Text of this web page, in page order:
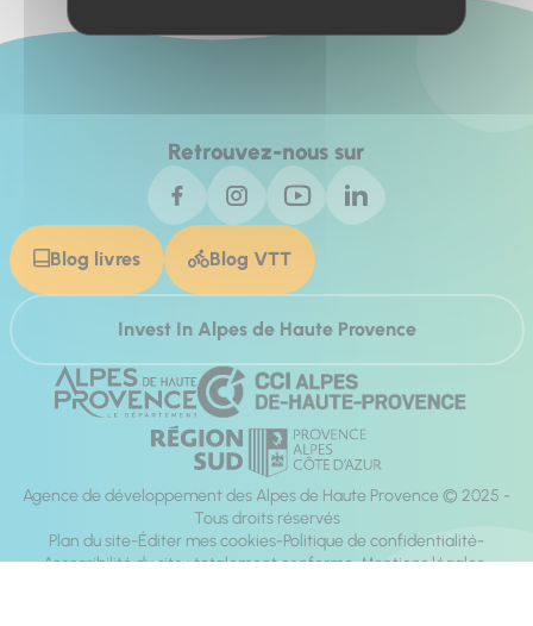
Retrouvez-nous sur
Blog livres Blog VTT
Invest In Alpes de Haute Provence
Agence de développement des Alpes de Haute Provence © 2025 -
Tous droits réservés
Plan du site Éditer mes cookies Politique de confidentialité
Accessibilité du site : totalement conforme Mentions légales